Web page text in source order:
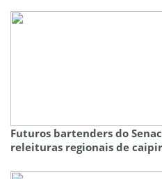
Futuros bartenders do
releituras regionais de